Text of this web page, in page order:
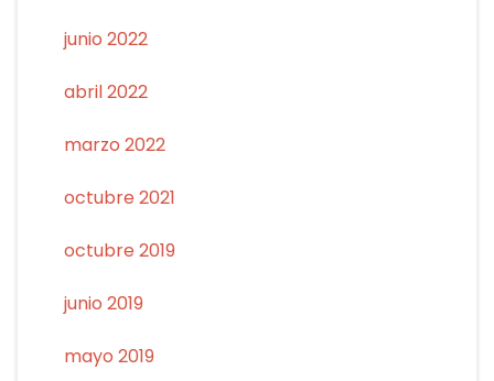
junio 2022
abril 2022
marzo 2022
octubre 2021
octubre 2019
junio 2019
mayo 2019